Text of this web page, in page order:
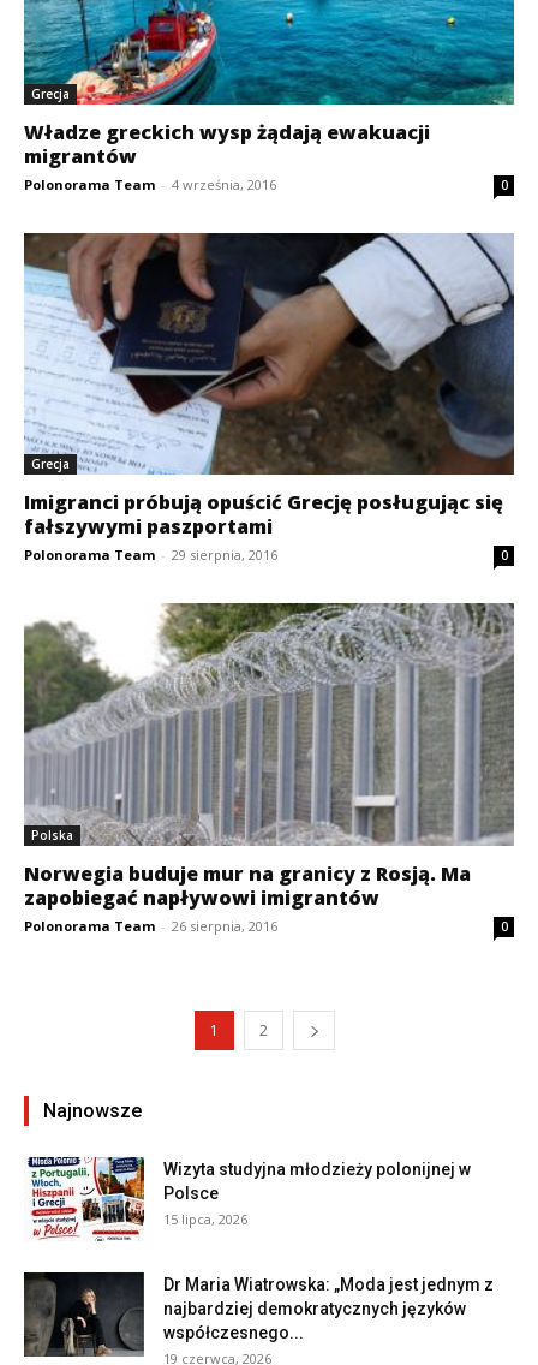
Grecja
Władze greckich wysp żądają ewakuacji
migrantów
Polonorama Team - 4 września, 2016 0
Grecja
Imigranci próbują opuścić Grecję posługując się
fałszywymi paszportami
Polonorama Team - 29 sierpnia, 2016 0
Polska
Norwegia buduje mur na granicy z Rosją. Ma
zapobiegać napływowi imigrantów
Polonorama Team - 26 sierpnia, 2016 0
1 2
Najnowsze
Wizyta studyjna młodzieży polonijnej w
Polsce
15 lipca, 2026
Dr Maria Wiatrowska: „Moda jest jednym z
najbardziej demokratycznych języków
współczesnego...
19 czerwca, 2026